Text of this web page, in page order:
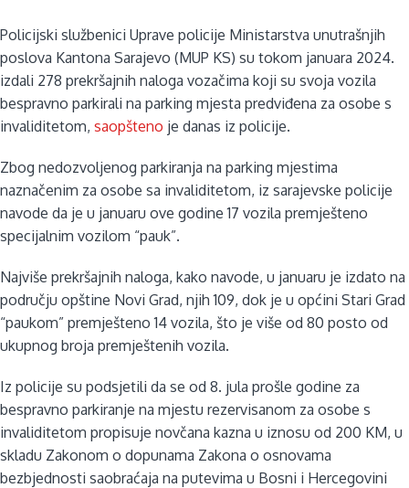
Policijski službenici Uprave policije Ministarstva unutrašnjih
poslova Kantona Sarajevo (MUP KS) su tokom januara 2024.
izdali 278 prekršajnih naloga vozačima koji su svoja vozila
bespravno parkirali na parking mjesta predviđena za osobe s
invaliditetom, saopšteno je danas iz policije.
Zbog nedozvoljenog parkiranja na parking mjestima
naznačenim za osobe sa invaliditetom, iz sarajevske policije
navode da je u januaru ove godine 17 vozila premješteno
specijalnim vozilom “pauk”.
Najviše prekršajnih naloga, kako navode, u januaru je izdato na
području opštine Novi Grad, njih 109, dok je u općini Stari Grad
“paukom” premješteno 14 vozila, što je više od 80 posto od
ukupnog broja premještenih vozila.
Iz policije su podsjetili da se od 8. jula prošle godine za
bespravno parkiranje na mjestu rezervisanom za osobe s
invaliditetom propisuje novčana kazna u iznosu od 200 KM, u
skladu Zakonom o dopunama Zakona o osnovama
bezbjednosti saobraćaja na putevima u Bosni i Hercegovini